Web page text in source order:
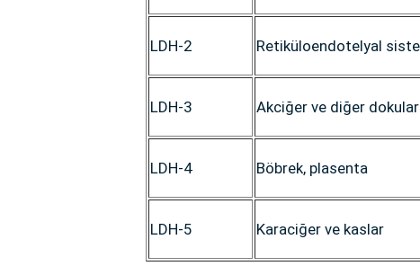
LDH-2 Retiküloendotelyal
LDH-3 Akciğer ve diğer dokular
LDH-4 Böbrek, plasenta
LDH-5 Karaciğer ve kaslar